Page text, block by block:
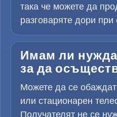
така че можете да
разговаряте дори при
Имам ли
за да
Можете да се
или стационарен
Получателят не се